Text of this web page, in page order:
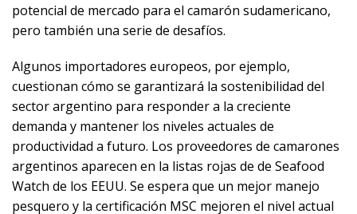
potencial de mercado para el camarón sudamericano,
pero también una serie de desafíos.
Algunos importadores europeos, por ejemplo,
cuestionan cómo se garantizará la sostenibilidad del
sector argentino para responder a la creciente
demanda y mantener los niveles actuales de
productividad a futuro. Los proveedores de camarones
argentinos aparecen en la listas rojas de de Seafood
Watch de los EEUU. Se espera que un mejor manejo
pesquero y la certificación MSC mejoren el nivel actual